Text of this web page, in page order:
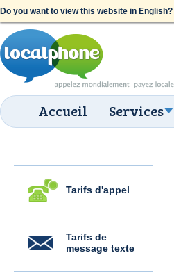
Do you want to view this website in English?
Accueil Services
Tarifs d'appel
Tarifs de
message texte